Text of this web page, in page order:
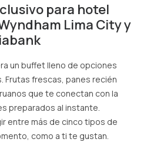
para hotel
Lima City y
un buffet lleno de opciones
Frutas frescas, panes recién
que te conectan con la
preparados al instante.
entre más de cinco tipos de
como a ti te gustan.